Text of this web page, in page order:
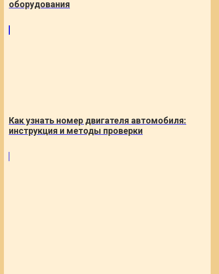
оборудования
Как узнать номер двигателя автомобиля:
инструкция и методы проверки